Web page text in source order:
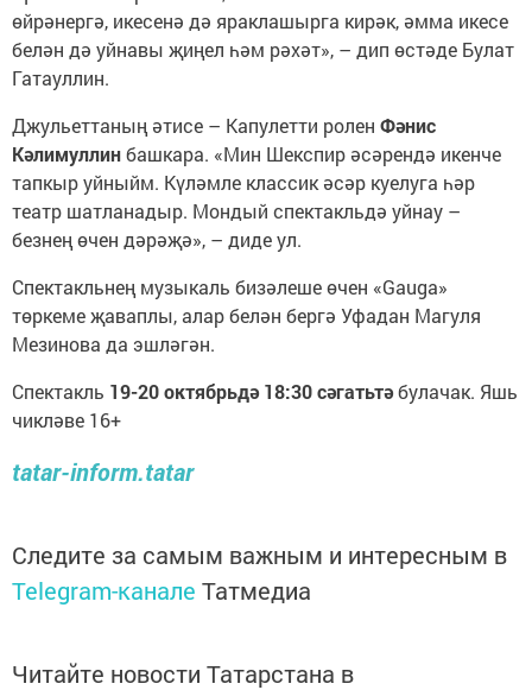
өйрәнергә, икесенә дә яраклашырга кирәк, әмма икесе
белән дә уйнавы җиңел һәм рәхәт», – дип өстәде Булат
Гатауллин.
Джульеттаның әтисе – Капулетти ролен Фәнис
Кәлимуллинбашкара. «Мин Шекспир әсәрендә икенче
тапкыр уйныйм. Күләмле классик әсәр куелуга һәр
театр шатланадыр. Мондый спектакльдә уйнау –
безнең өчен дәрәҗә», – диде ул.
Спектакльнең музыкаль бизәлеше өчен «Gauga»
төркеме җаваплы, алар белән бергә Уфадан Магуля
Мезинова да эшләгән.
Спектакль 19-20 октябрьдә 18:30 сәгатьтәбулачак. Яшь
чикләве 16+
tatar-inform.tatar
Следите за самым важным и интересным в
Telegram-канале Татмедиа
Читайте новости Татарстана в